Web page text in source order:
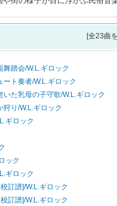
[全23曲
舞踏会/W.L.ギロック
ート奏者/W.L.ギロック
いた乳母の子守歌/W.L.ギロック
狩り/W.L.ギロック
ギロック
ック
ギロック
訂譜]/W.L.ギロック
訂譜]/W.L.ギロック